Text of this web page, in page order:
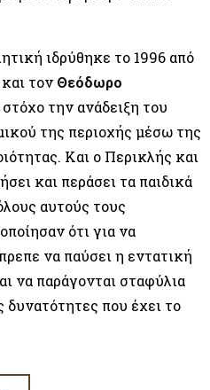
ιδρύθηκε το 1996 από
και τον Θεόδωρο
στόχο την ανάδειξη του
της περιοχής μέσω της
Και ο Περικλής και
και περάσει τα παιδικά
αυτούς τους
ότι για να
να παύσει η εντατική
να παράγονται σταφύλια
δυνατότητες που έχει το